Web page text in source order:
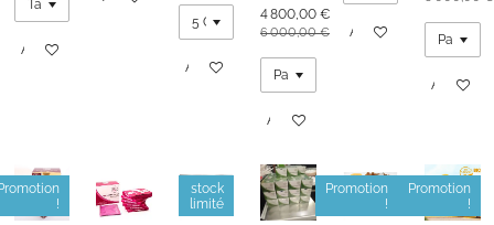
Ajouter au panier
Ajouter au panier
4 800,00 €
6 000,00 €
Ajouter au panier
Ajouter au panier
Ajouter
!
stock
limité
Promotion
!
Promotion
!